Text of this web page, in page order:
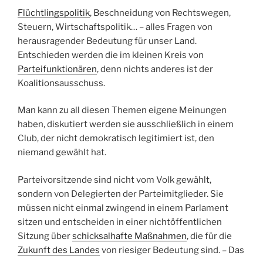
Flüchtlingspolitik, Beschneidung von Rechtswegen,
Steuern, Wirtschaftspolitik… – alles Fragen von
herausragender Bedeutung für unser Land.
Entschieden werden die im kleinen Kreis von
Parteifunktionären, denn nichts anderes ist der
Koalitionsausschuss.
Man kann zu all diesen Themen eigene Meinungen
haben, diskutiert werden sie ausschließlich in einem
Club, der nicht demokratisch legitimiert ist, den
niemand gewählt hat.
Parteivorsitzende sind nicht vom Volk gewählt,
sondern von Delegierten der Parteimitglieder. Sie
müssen nicht einmal zwingend in einem Parlament
sitzen und entscheiden in einer nichtöffentlichen
Sitzung überschicksalhafte Maßnahmen, die für die
Zukunft des Landes von riesiger Bedeutung sind. – Das